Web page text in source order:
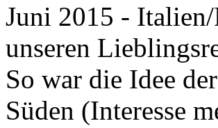
Juni 2015 -
unseren
So war die Idee
Süden (Interesse